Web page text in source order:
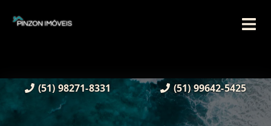
(51) 98271-8331 (51) 99642-5425